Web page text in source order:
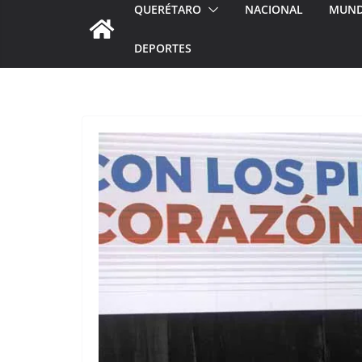
QUERÉTARO NACIONAL
DEPORTES